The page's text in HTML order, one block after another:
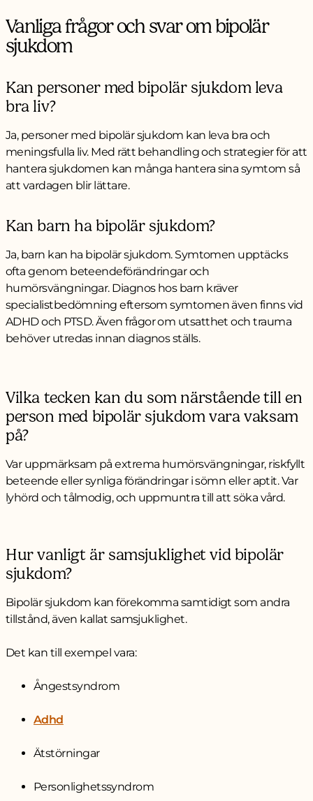
Vanliga frågor och svar om bipolär
sjukdom
Kan personer med bipolär sjukdom leva
bra liv?
Ja, personer med bipolär sjukdom kan leva bra och
meningsfulla liv. Med rätt behandling och strategier för att
hantera sjukdomen kan många hantera sina symtom så
att vardagen blir lättare.
Kan barn ha bipolär sjukdom?
Ja, barn kan ha bipolär sjukdom. Symtomen upptäcks
ofta genom beteendeförändringar och
humörsvängningar. Diagnos hos barn kräver
specialistbedömning eftersom symtomen även finns vid
ADHD och PTSD. Även frågor om utsatthet och trauma
behöver utredas innan diagnos ställs.
Vilka tecken kan du som närstående till en
person med bipolär sjukdom vara vaksam
på?
Var uppmärksam på extrema humörsvängningar, riskfyllt
beteende eller synliga förändringar i sömn eller aptit. Var
lyhörd och tålmodig, och uppmuntra till att söka vård.
Hur vanligt är samsjuklighet vid bipolär
sjukdom?
Bipolär sjukdom kan förekomma samtidigt som andra
tillstånd, även kallat samsjuklighet.
Det kan till exempel vara:
Ångestsyndrom
Adhd
Ätstörningar
Personlighetssyndrom